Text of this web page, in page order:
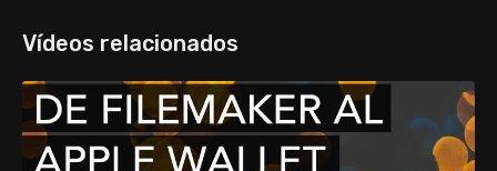
Vídeos relacionados